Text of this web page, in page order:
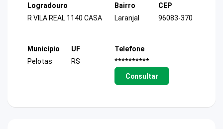
Logradouro
R VILA REAL 1140 CASA
Bairro
Laranjal
CEP
96083-370
Município
Pelotas
UF
RS
Telefone
**********
Consultar